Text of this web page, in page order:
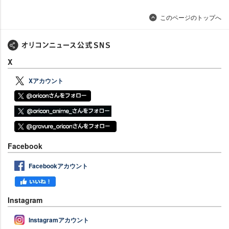
このページのトップへ
X
Xアカウント
Facebook
Facebookアカウント
Instagram
Instagramアカウント